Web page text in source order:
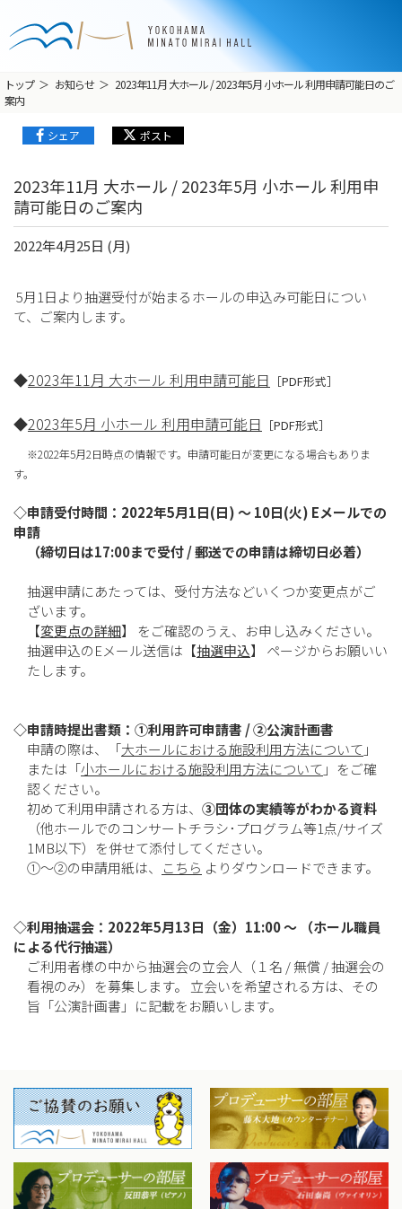
トップ お知らせ
2023年11月 大ホール / 2023年5月 小ホール 利用申請可能日のご
案内
シェア ポスト
2023年11月 大ホール / 2023年5月 小ホール 利用申
請可能日のご案内
2022年4月25日 (月)
5月1日より抽選受付が始まるホールの申込み可能日につい
て、ご案内します。
◆2023年11月 大ホール 利用申請可能日 ［PDF形式］
◆2023年5月 小ホール 利用申請可能日 ［PDF形式］
※2022年5月2日時点の情報です。申請可能日が変更になる場合もありま
す。
◇申請受付時間：2022年5月1日(日) ～ 10日(火) Eメールでの
申請
（締切日は17:00まで受付 / 郵送での申請は締切日必着）
抽選申請にあたっては、受付方法などいくつか変更点がご
ざいます。
【変更点の詳細】 をご確認のうえ、お申し込みください。
抽選申込のEメール送信は【抽選申込】 ページからお願いい
たします。
◇申請時提出書類：①利用許可申請書 / ②公演計画書
申請の際は、「大ホールにおける施設利用方法について 」
または「小ホールにおける施設利用方法について 」をご確
認ください。
初めて利用申請される方は、 ③団体の実績等がわかる資料
（他ホールでのコンサートチラシ･プログラム等1点/サイズ
1MB以下）を併せて添付してください。
①～②の申請用紙は、
こちら よりダウンロードできます。
◇利用抽選会：2022年5月13日（金）11:00 ～ （ホール職員
による代行抽選）
ご利用者様の中から抽選会の立会人（１名 / 無償 / 抽選会の
看視のみ）を募集します。 立会いを希望される方は、その
旨「公演計画書」に記載をお願いします。